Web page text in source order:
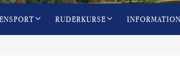
RUDERKURSE